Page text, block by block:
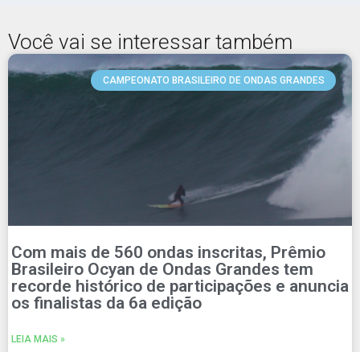
Você vai se interessar também
CAMPEONATO BRASILEIRO DE ONDAS GRANDES
Com mais de 560 ondas inscritas, Prêmio
Brasileiro Ocyan de Ondas Grandes tem
recorde histórico de participações e anuncia
os finalistas da 6a edição
LEIA MAIS »